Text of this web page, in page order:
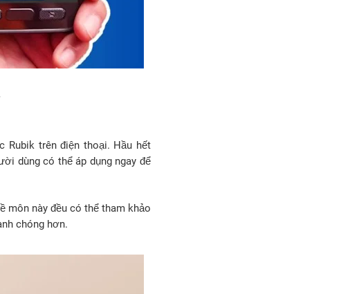
Rubik trên điện thoại. Hầu hết
dùng có thể áp dụng ngay để
môn này đều có thể tham khảo
chóng hơn.